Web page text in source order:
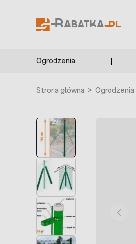
Ogrodzenia
Strona główna > Ogrodzenia